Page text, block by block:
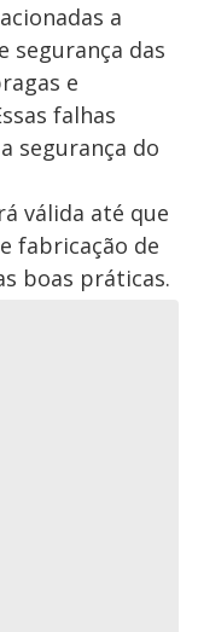
a
segurança das
e
falhas
segurança do
válida até que
fabricação de
boas práticas.